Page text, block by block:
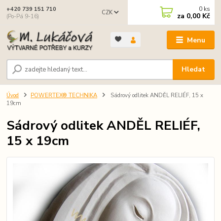
Menu
CZK
Hledat
+420 739 151 710
(Po-Pá 9-16)
0 ks
za 0,00 Kč
Úvod POWERTEX® TECHNIKA
Sádrový odlitek ANDĚL RELIÉF, 15 x
19cm
Sádrový odlitek ANDĚL RELIÉF,
15 x 19cm